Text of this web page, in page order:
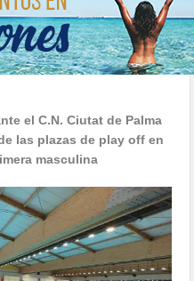
el C.N. Ciutat de Palma
las plazas de play off en
masculina